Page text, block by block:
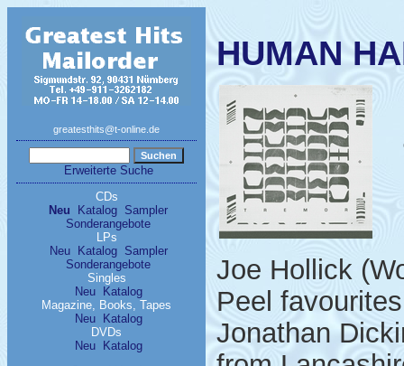
greatesthits@t-online.de
Erweiterte Suche
CDs
Neu
Katalog Sampler
Sonderangebote
LPs
Neu
Katalog
Sampler
Sonderangebote
Singles
Neu
Katalog
Magazine, Books, Tapes
Neu
Katalog
DVDs
Neu
Katalog
HUMAN
Joe Hollick
Peel
Jonathan